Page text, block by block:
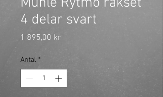
4 delar svart
1 895,00 krPris
Antal *